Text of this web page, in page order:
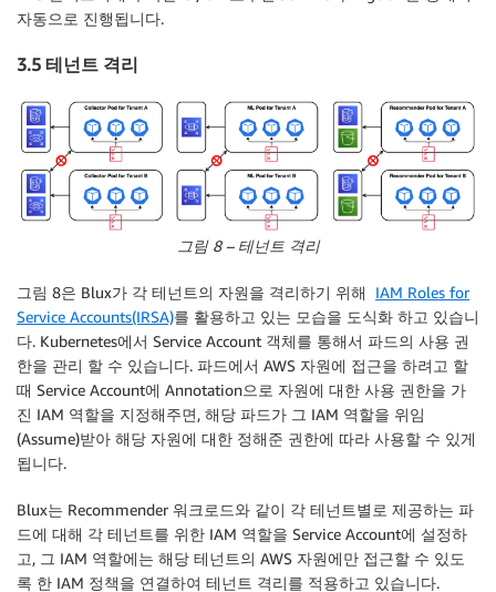
자동으로 진행됩니다.
3.5 테넌트 격리
그림 8 – 테넌트 격리
그림 8은 Blux가 각 테넌트의 자원을 격리하기 위해 IAM Roles for
Service Accounts(IRSA)를 활용하고 있는 모습을 도식화 하고 있습니
다. Kubernetes에서 Service Account 객체를 통해서 파드의 사용 권
한을 관리 할 수 있습니다. 파드에서 AWS 자원에 접근을 하려고 할
때 Service Account에 Annotation으로 자원에 대한 사용 권한을 가
진 IAM 역할을 지정해주면, 해당 파드가 그 IAM 역할을 위임
(Assume)받아 해당 자원에 대한 정해준 권한에 따라 사용할 수 있게
됩니다.
Blux는 Recommender 워크로드와 같이 각 테넌트별로 제공하는 파
드에 대해 각 테넌트를 위한 IAM 역할을 Service Account에 설정하
고, 그 IAM 역할에는 해당 테넌트의 AWS 자원에만 접근할 수 있도
록 한 IAM 정책을 연결하여 테넌트 격리를 적용하고 있습니다.